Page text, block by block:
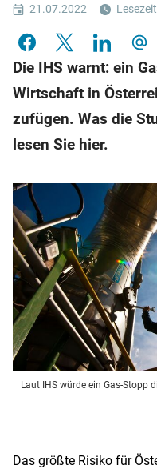
21.07.2022
Die IHS warnt: ein
Wirtschaft in
zufügen. Was die
lesen Sie hier.
Laut IHS würde ein Gas-Stopp
Das größte Risiko für